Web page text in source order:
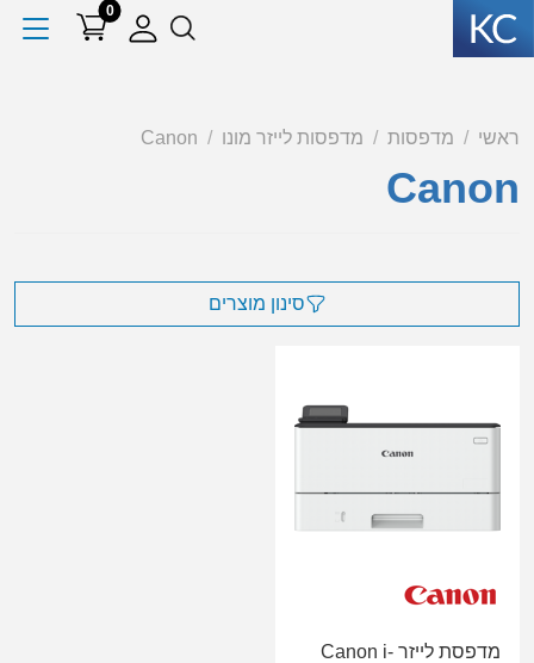
0
ראשי מדפסות מדפסות לייזר מונו Canon
Canon
סינון מוצרים
מדפסת ‏לייזר Canon i-